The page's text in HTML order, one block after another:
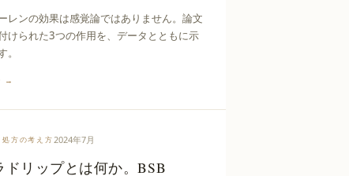
レンの効果は感覚論ではありません。論文
けられた3つの作用を、データとともに示
。
→
処方の考え方2024年7月
ドリップとは何か。BSB